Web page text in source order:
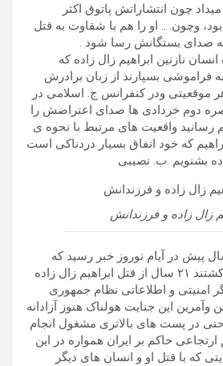
چون انتشاراتش پاتوق اکثر
وچون. .. او را هم با شقاوت به قتل
که صدای بستگانش رسا شود .
نازنین ابراهیم زال زاده که
فراموشی بسپارند از زبان برادرش
موقعیتی ودر کنفرانس ج. اسلامی در
دوم خردادی ها صدای اعتراضش را
رسانید واقعیت های مرتبط با نحوه ی
که خود اتفاق بسیار دردناکی است
بشنویم .ب. نصیبی
زال زاده و فرزندانش
کوتاه بود . در ۲۱ سال پیش در آیام نوروز خبر رسید که
ابراهیم زال زاده را نیز کشتند ۲۱ سال از قتل ابراهیم زال زاده
امنیتی و اطلاعاتی نظام جمهوری
این جنایت هولناک هنوز آزادانه
در پست های بالاتری مشغول انجام
حاکم بر ایران همواره در این
که با قتل او و انسان های دیگر